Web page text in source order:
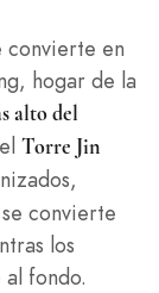
convierte en
hogar de la
alto del
Torre Jin
convierte
los
fondo.